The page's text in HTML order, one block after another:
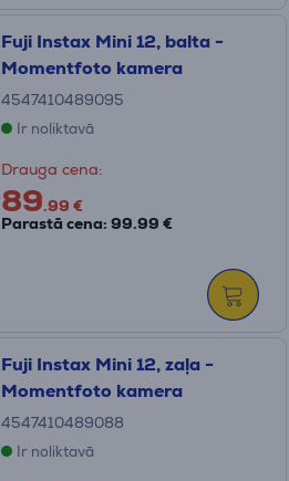
Fuji Instax Mini 12, balta -
Momentfoto kamera
4547410489095
Ir noliktavā
Drauga cena:
89.99 €
Parastā cena: 99.99 €
Fuji Instax Mini 12, zaļa -
Momentfoto kamera
4547410489088
Ir noliktavā